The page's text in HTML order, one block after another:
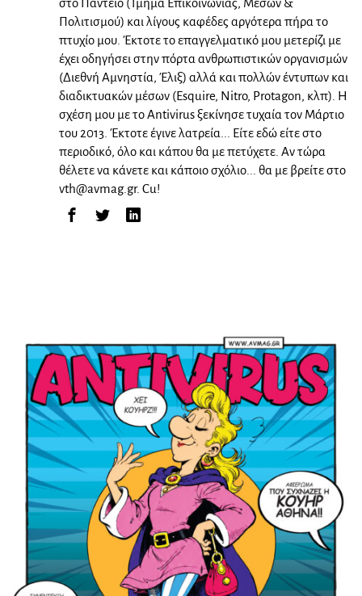
στο Πάντειο (Τμήμα Επικοινωνίας, Μέσων &
Πολιτισμού) και λίγους καφέδες αργότερα πήρα το
πτυχίο μου. Έκτοτε το επαγγελματικό μου μετερίζι με
έχει οδηγήσει στην πόρτα ανθρωπιστικών οργανισμών
(Διεθνή Αμνηστία, Έλιξ) αλλά και πολλών έντυπων και
διαδικτυακών μέσων (Esquire, Nitro, Protagon, κλπ). Η
σχέση μου με το Antivirus ξεκίνησε τυχαία τον Μάρτιο
του 2013. Έκτοτε έγινε λατρεία... Είτε εδώ είτε στο
περιοδικό, όλο και κάπου θα με πετύχετε. Αν τώρα
θέλετε να κάνετε και κάποιο σχόλιο... θα με βρείτε στο
vth@avmag.gr. Cu!